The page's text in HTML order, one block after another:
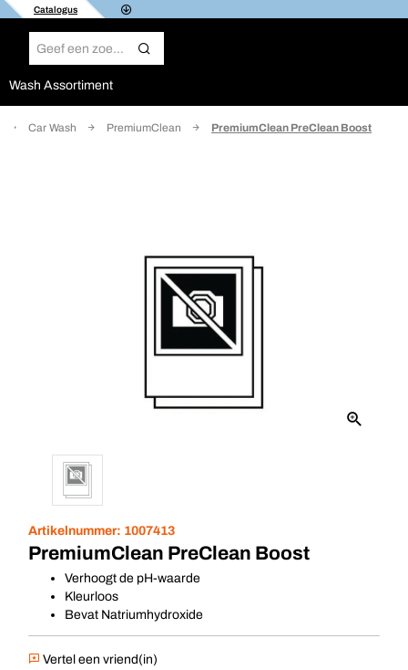
Catalogus
Wash Assortiment
Car Wash PremiumClean PremiumClean PreClean Boost
Artikelnummer: 1007413
PremiumClean PreClean Boost
Verhoogt de pH-waarde
Kleurloos
Bevat Natriumhydroxide
Vertel een vriend(in)